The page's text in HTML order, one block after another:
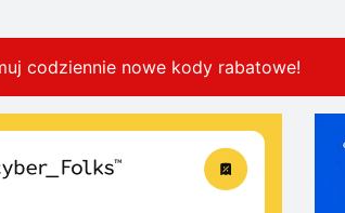
codziennie nowe kody rabatowe!